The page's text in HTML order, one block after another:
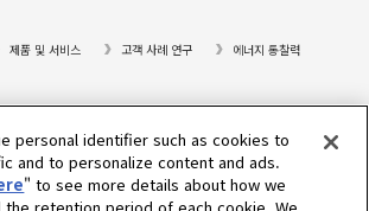
제품 및 서비스 고객 사례 연구
에너지 통찰력
personal identifier such as cookies to
and to personalize content and ads.
" to see more details about how we